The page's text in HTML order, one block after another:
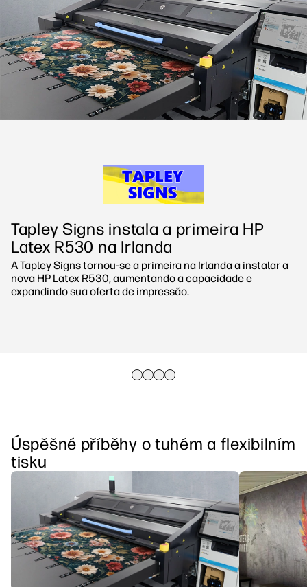
linkedInfacebook
twitteryoutube
Soluções de processo de trabalho
Sustentabilidade
Tapley Signs instala a primeira HP
Latex R530 na Irlanda
A Tapley Signs tornou-se a primeira na Irlanda a instalar a
nova HP Latex R530, aumentando a capacidade e
expandindo sua oferta de impressão.
Úspěšné příběhy o tuhém a flexibilním
tisku